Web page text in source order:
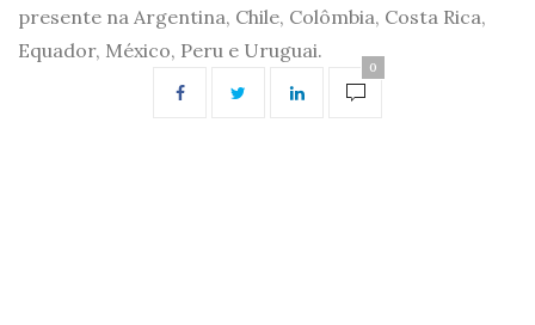
presente na Argentina, Chile, Colômbia, Costa Rica,
Equador, México, Peru e Uruguai.
0